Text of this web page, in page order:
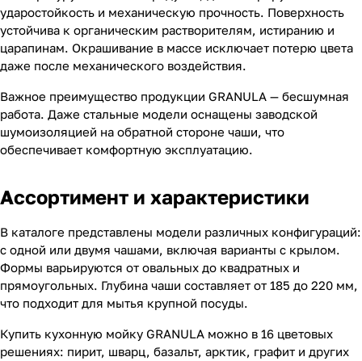
ударостойкость и механическую прочность. Поверхность
устойчива к органическим растворителям, истиранию и
царапинам. Окрашивание в массе исключает потерю цвета
даже после механического воздействия.
Важное преимущество продукции GRANULA — бесшумная
работа. Даже стальные модели оснащены заводской
шумоизоляцией на обратной стороне чаши, что
обеспечивает комфортную эксплуатацию.
Ассортимент и характеристики
В каталоге представлены модели различных конфигураций:
с одной или двумя чашами, включая варианты с крылом.
Формы варьируются от овальных до квадратных и
прямоугольных. Глубина чаши составляет от 185 до 220 мм,
что подходит для мытья крупной посуды.
Купить кухонную мойку GRANULA можно в 16 цветовых
решениях: пирит, шварц, базальт, арктик, графит и других